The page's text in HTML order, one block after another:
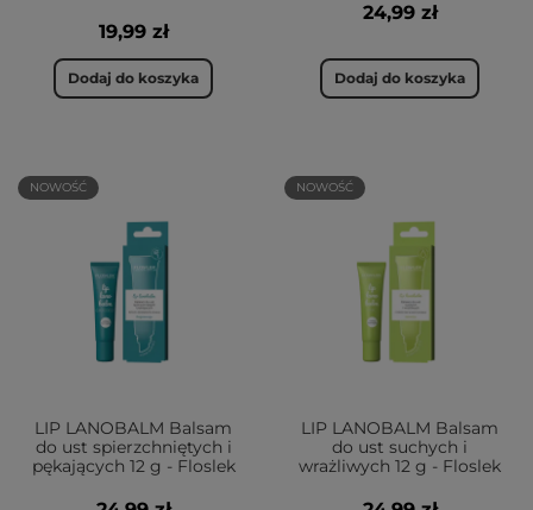
19,99 zł
Dodaj do koszyka
24,99 zł
Dodaj do koszyka
NOWOŚĆ
LIP LANOBALM Balsam
do ust spierzchniętych i
pękających 12 g - Floslek
NOWOŚĆ
LIP LANOBALM Balsam
do ust suchych i
wrażliwych 12 g - Floslek